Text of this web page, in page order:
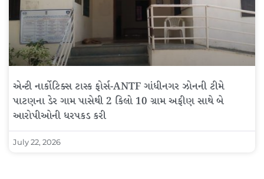
એન્ટી નાર્કોટિક્સ ટાસ્ક ફોર્સ-ANTF ગાંધીનગર ઝોનની ટીમે
પાટણના ડેર ગામ પાસેથી 2 કિલો 10 ગ્રામ અફીણ સાથે બે
આરોપીઓની ધરપકડ કરી
July 22, 2026